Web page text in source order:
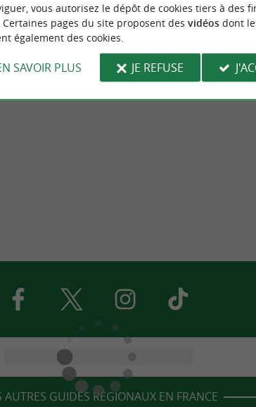
AUTRES GUIDES RÉGIONAUX EN FRANCE
vous autorisez le dépôt de cookies tiers à des
Certaines pages du site proposent des vidéosdont
également des cookies.
SAVOIR PLUS JE REFUSE